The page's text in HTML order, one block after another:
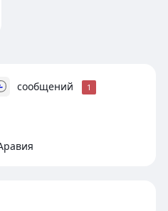
сообщений 1